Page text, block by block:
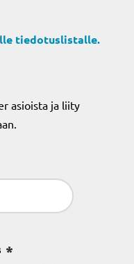
tiedotuslistalle.
asioista ja liity